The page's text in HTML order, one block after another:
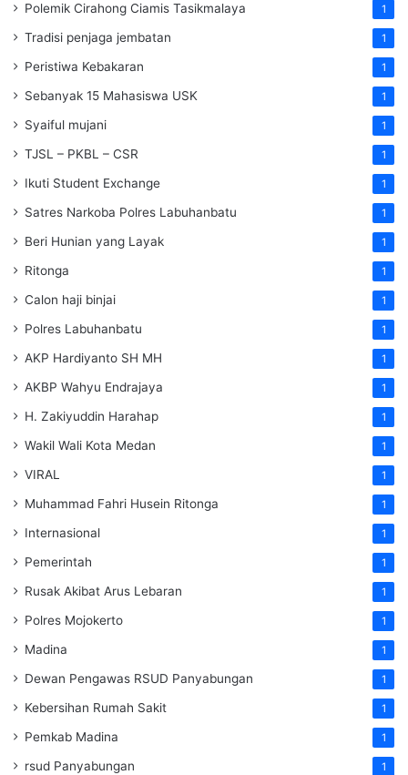
Polemik Cirahong Ciamis Tasikmalaya 1
Tradisi penjaga jembatan 1
Peristiwa Kebakaran 1
Sebanyak 15 Mahasiswa USK 1
Syaiful mujani 1
TJSL – PKBL – CSR 1
Ikuti Student Exchange 1
Satres Narkoba Polres Labuhanbatu 1
Beri Hunian yang Layak 1
Ritonga 1
Calon haji binjai 1
Polres Labuhanbatu 1
AKP Hardiyanto SH MH 1
AKBP Wahyu Endrajaya 1
H. Zakiyuddin Harahap 1
Wakil Wali Kota Medan 1
VIRAL 1
Muhammad Fahri Husein Ritonga 1
Internasional 1
Pemerintah 1
Rusak Akibat Arus Lebaran 1
Polres Mojokerto 1
Madina 1
Dewan Pengawas RSUD Panyabungan 1
Kebersihan Rumah Sakit 1
Pemkab Madina 1
rsud Panyabungan 1